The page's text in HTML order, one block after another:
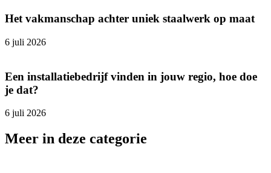
Het vakmanschap achter uniek staalwerk op maat
6 juli 2026
Een installatiebedrijf vinden in jouw regio, hoe doe
je dat?
6 juli 2026
Meer in deze categorie